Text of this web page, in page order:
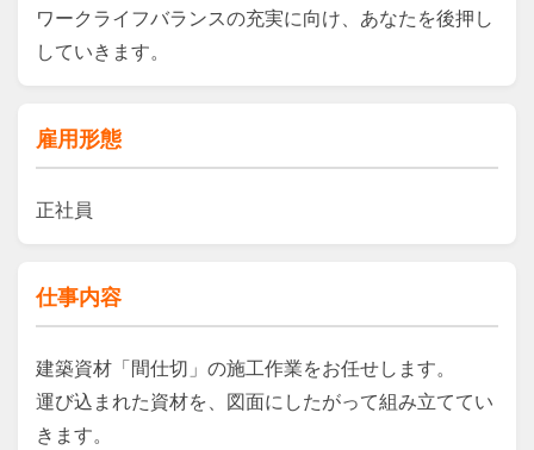
ワークライフバランスの充実に向け、あなたを後押し
していきます。
雇用形態
正社員
仕事内容
建築資材「間仕切」の施工作業をお任せします。
運び込まれた資材を、図面にしたがって組み立ててい
きます。